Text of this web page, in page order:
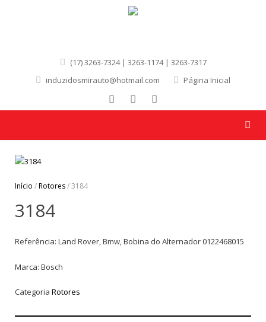
(17) 3263-7324 | 3263-1174 | 3263-7317
induzidosmirauto@hotmail.com
Página Inicial
Início /Rotores/ 3184
3184
Referência: Land Rover, Bmw, Bobina do Alternador 0122468015
Marca: Bosch
Categoria Rotores